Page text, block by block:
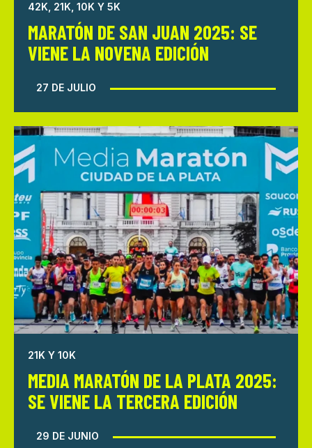
42K, 21K, 10K Y 5K
MARATÓN DE SAN JUAN 2025: SE
VIENE LA NOVENA EDICIÓN
27 DE JULIO
21K Y 10K
MEDIA MARATÓN DE LA PLATA 2025:
SE VIENE LA TERCERA EDICIÓN
29 DE JUNIO